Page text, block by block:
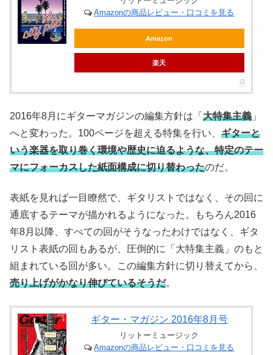
Amazonの商品レビュー・口コミを見る
Amazon
楽天
2016年8月にギターマガジンの編集方針は「 大特集主義 」
へと変わった。100ページを超える特集を行い、 ギターと
いう楽器を取り巻く環境や歴史に迫るような、特定のテー
マにフォーカスした紙面構成に切り替わったのだ。
表紙を見れば一目瞭然で、ギタリストではなく、その回に
通底するテーマが描かれるようになった。もちろん2016
年8月以降、すべての回がそうなったわけではなく、ギタ
リスト表紙の回もあるが、圧倒的に「大特集主義」のもと
組まれている回が多い。この編集方針に切り替えてから、
売り上げがかなり伸びているそうだ。
ギター・マガジン 2016年8月号
リットーミュージック
Amazonの商品レビュー・口コミを見る